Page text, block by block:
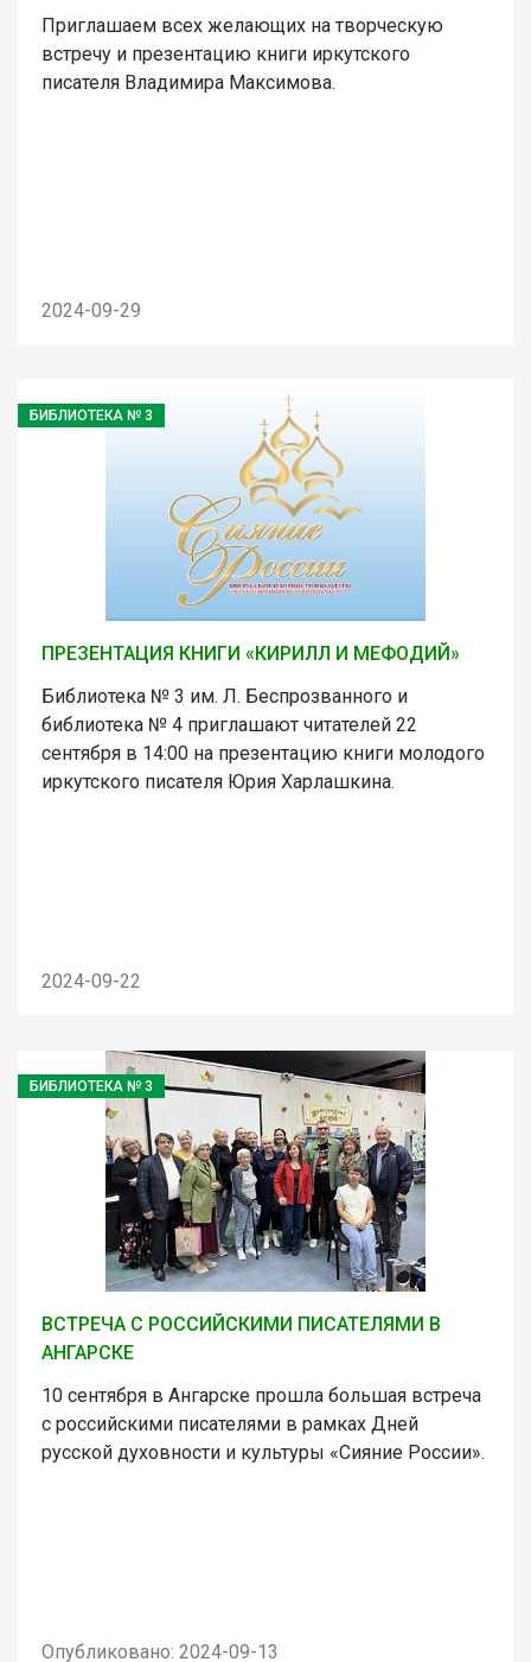
Приглашаем всех желающих на творческую
встречу и презентацию книги иркутского
писателя Владимира Максимова.
2024-09-29
БИБЛИОТЕКА № 3
ПРЕЗЕНТАЦИЯ КНИГИ «КИРИЛЛ И МЕФОДИЙ»
Библиотека № 3 им. Л. Беспрозванного и
библиотека № 4 приглашают читателей 22
сентября в 14:00 на презентацию книги молодого
иркутского писателя Юрия Харлашкина.
2024-09-22
БИБЛИОТЕКА № 3
ВСТРЕЧА С РОССИЙСКИМИ ПИСАТЕЛЯМИ В
АНГАРСКЕ
10 сентября в Ангарске прошла большая встреча
с российскими писателями в рамках Дней
русской духовности и культуры «Сияние России».
Опубликовано: 2024-09-13